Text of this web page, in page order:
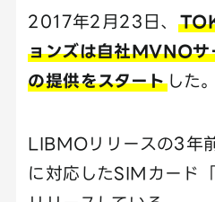
2017年2月23日、
ョンズは自社MVNOサ
の提供をスタートした。
LIBMOリリースの3年
に対応したSIMカード